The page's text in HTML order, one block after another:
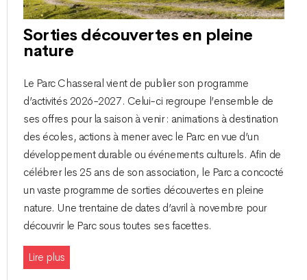
Sorties découvertes en pleine
nature
Le Parc Chasseral vient de publier son programme
d’activités 2026-2027. Celui-ci regroupe l’ensemble de
ses offres pour la saison à venir : animations à destination
des écoles, actions à mener avec le Parc en vue d’un
développement durable ou événements culturels. Afin de
célébrer les 25 ans de son association, le Parc a concocté
un vaste programme de sorties découvertes en pleine
nature. Une trentaine de dates d’avril à novembre pour
découvrir le Parc sous toutes ses facettes.
Lire plus